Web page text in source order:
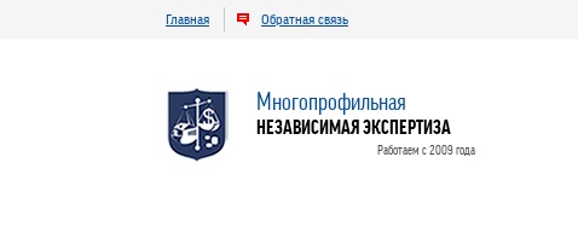
Главная Обратная связь
Многопрофильная
НЕЗАВИСИМАЯ ЭКСПЕРТИЗА
Работаем с 2009 года